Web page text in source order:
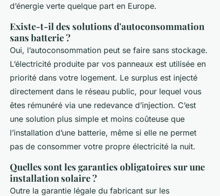
d’énergie verte quelque part en Europe.
Existe-t-il des solutions d'autoconsommation
sans batterie ?
Oui, l’autoconsommation peut se faire sans stockage.
L’électricité produite par vos panneaux est utilisée en
priorité dans votre logement. Le surplus est injecté
directement dans le réseau public, pour lequel vous
êtes rémunéré via une redevance d’injection. C’est
une solution plus simple et moins coûteuse que
l’installation d’une batterie, même si elle ne permet
pas de consommer votre propre électricité la nuit.
Quelles sont les garanties obligatoires sur une
installation solaire ?
Outre la garantie légale du fabricant sur les